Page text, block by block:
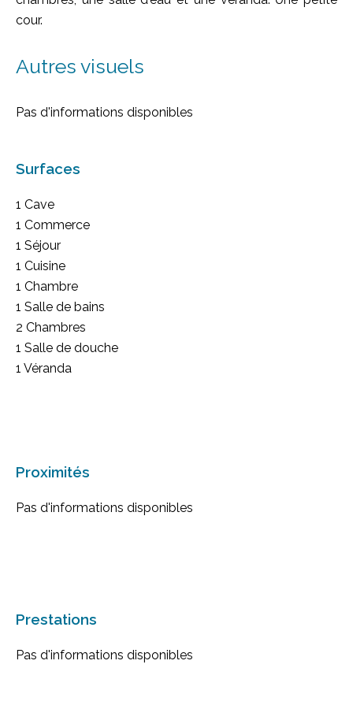
cour.
Autres visuels
Pas d'informations disponibles
Surfaces
1 Cave
1 Commerce
1 Séjour
1 Cuisine
1 Chambre
1 Salle de bains
2 Chambres
1 Salle de douche
1 Véranda
Proximités
Pas d'informations disponibles
Prestations
Pas d'informations disponibles